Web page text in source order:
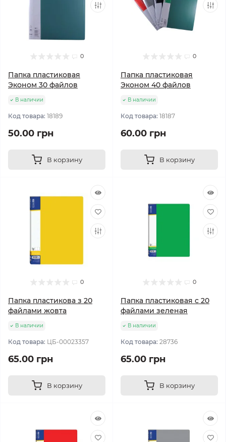
0
Папка пластиковая
Эконом 30 файлов
В наличии
Код товара: 18189
50.00 грн
В корзину
0
Папка пластиковая
Эконом 40 файлов
В наличии
Код товара: 18187
60.00 грн
В корзину
0
Папка пластикова з 20
файлами жовта
В наличии
Код товара: ЦБ-00023357
65.00 грн
В корзину
0
Папка пластиковая с 20
файлами зеленая
В наличии
Код товара: 28736
65.00 грн
В корзину